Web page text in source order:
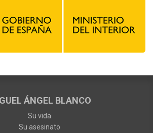
ÁNGEL BLANCO
Su vida
Su asesinato